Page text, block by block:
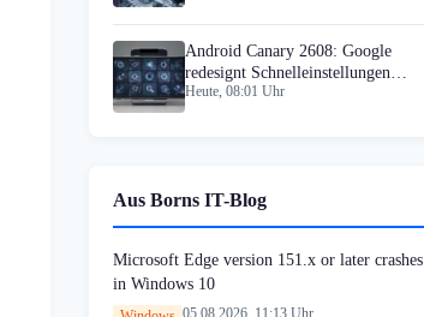
Android Canary 2608: Google
redesignt Schnelleinstellungen
radikal
Heute, 08:01 Uhr
Aus Borns IT-Blog
Microsoft Edge version 151.x or later crashes
in Windows 10